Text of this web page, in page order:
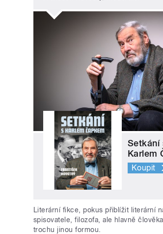
Setkání
Karlem
Koupit
Literární fikce, pokus přiblížit literární
spisovatele, filozofa, ale hlavně
trochu jinou formou.